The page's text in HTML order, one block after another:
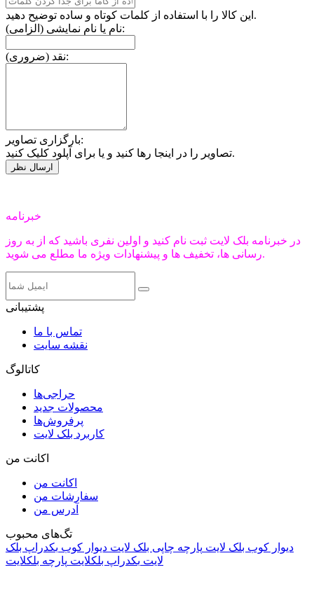
این کالا را با استفاده از کلمات کوتاه و ساده توضیح دهید.
نام یا نام نمایشی (الزامی):
نقد (ضروری):
بارگزاری تصاویر:
تصاویر را در اینجا رها کنید و یا برای آپلود کلیک کنید.
خبرنامه
در خبرنامه بلک لایت ثبت نام کنید و اولین نفری باشید که از به روز
رسانی ها، تخفیف ها و پیشنهادات ویژه ما مطلع می شوید.
پشتیبانی
تماس با ما
نقشه سایت
کاتالوگ
حراجی‌ها
محصولات جدید
پرفروش‌ها
کاربرد بلک لایت
اکانت من
اکانت من
سفارشات من
آدرس من
تگ‌های محبوب
دیوار کوب بلک لایت پارچه چاپی بلک لایت دیوار کوب بکدراپ بلک
لایت بکدراپ بلکلایت پارچه بلکلایت